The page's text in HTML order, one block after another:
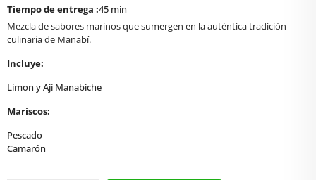
Tiempo de entrega :45 min
Mezcla de sabores marinos que sumergen en la auténtica tradición
culinaria de Manabí.
Incluye:
Limon y Ají Manabiche
Mariscos:
Pescado
Camarón